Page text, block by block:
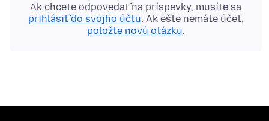
Ak chcete odpovedať na príspevky, musíte sa
prihlásiť do svojho účtu. Ak ešte nemáte účet,
položte novú otázku.